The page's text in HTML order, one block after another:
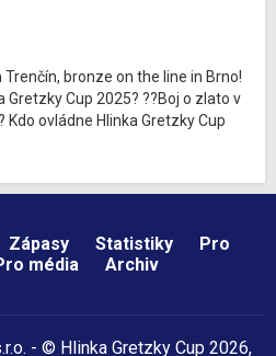
bronze on the line in Brno!
Gretzky Cup 2025? ??Boj o zlato v
Kdo ovládne Hlinka Gretzky Cup
Zápasy Statistiky
Pro
média Archiv
- © Hlinka Gretzky Cup 2026,